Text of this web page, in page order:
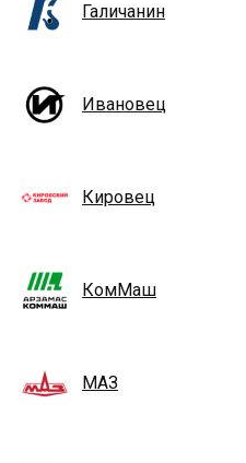
Галичанин
Ивановец
Кировец
КомМаш
МАЗ